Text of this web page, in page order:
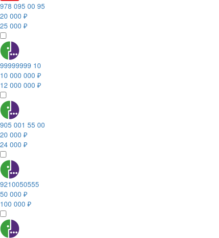
978 095 00 95
20 000 ₽
25 000 ₽
99999999 10
10 000 000 ₽
12 000 000 ₽
905 001 55 00
20 000 ₽
24 000 ₽
9210050555
50 000 ₽
100 000 ₽